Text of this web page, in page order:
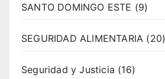
SANTO DOMINGO ESTE (9)
SEGURIDAD ALIMENTARIA (20)
Seguridad y Justicia (16)